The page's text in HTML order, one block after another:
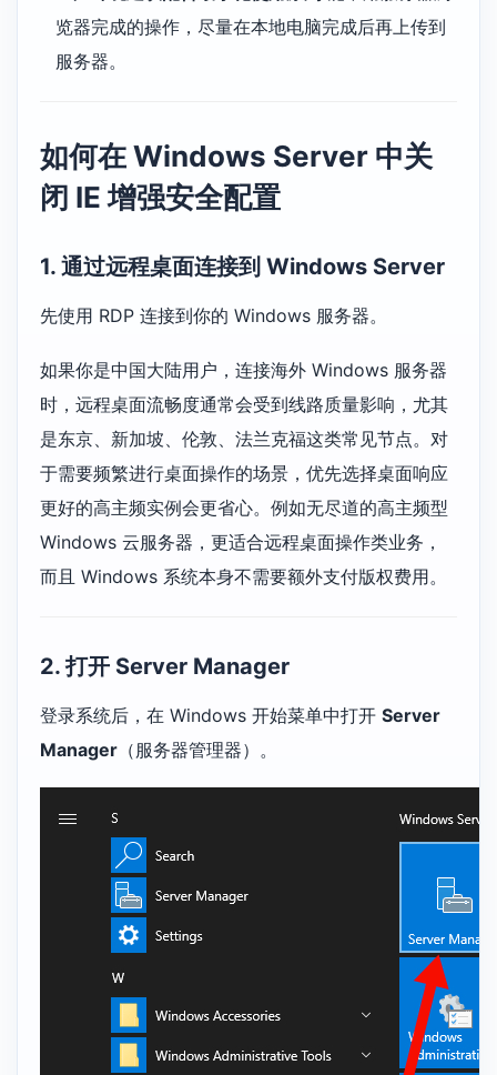
览器完成的操作，尽量在本地电脑完成后再上传到
服务器。
如何在 Windows Server 中关
闭 IE 增强安全配置
1. 通过远程桌面连接到 Windows Server
先使用 RDP 连接到你的 Windows 服务器。
如果你是中国大陆用户，连接海外 Windows 服务器
时，远程桌面流畅度通常会受到线路质量影响，尤其
是东京、新加坡、伦敦、法兰克福这类常见节点。对
于需要频繁进行桌面操作的场景，优先选择桌面响应
更好的高主频实例会更省心。例如无尽道的高主频型
Windows 云服务器，更适合远程桌面操作类业务，
而且 Windows 系统本身不需要额外支付版权费用。
2. 打开 Server Manager
登录系统后，在 Windows 开始菜单中打开 Server
Manager （服务器管理器）。